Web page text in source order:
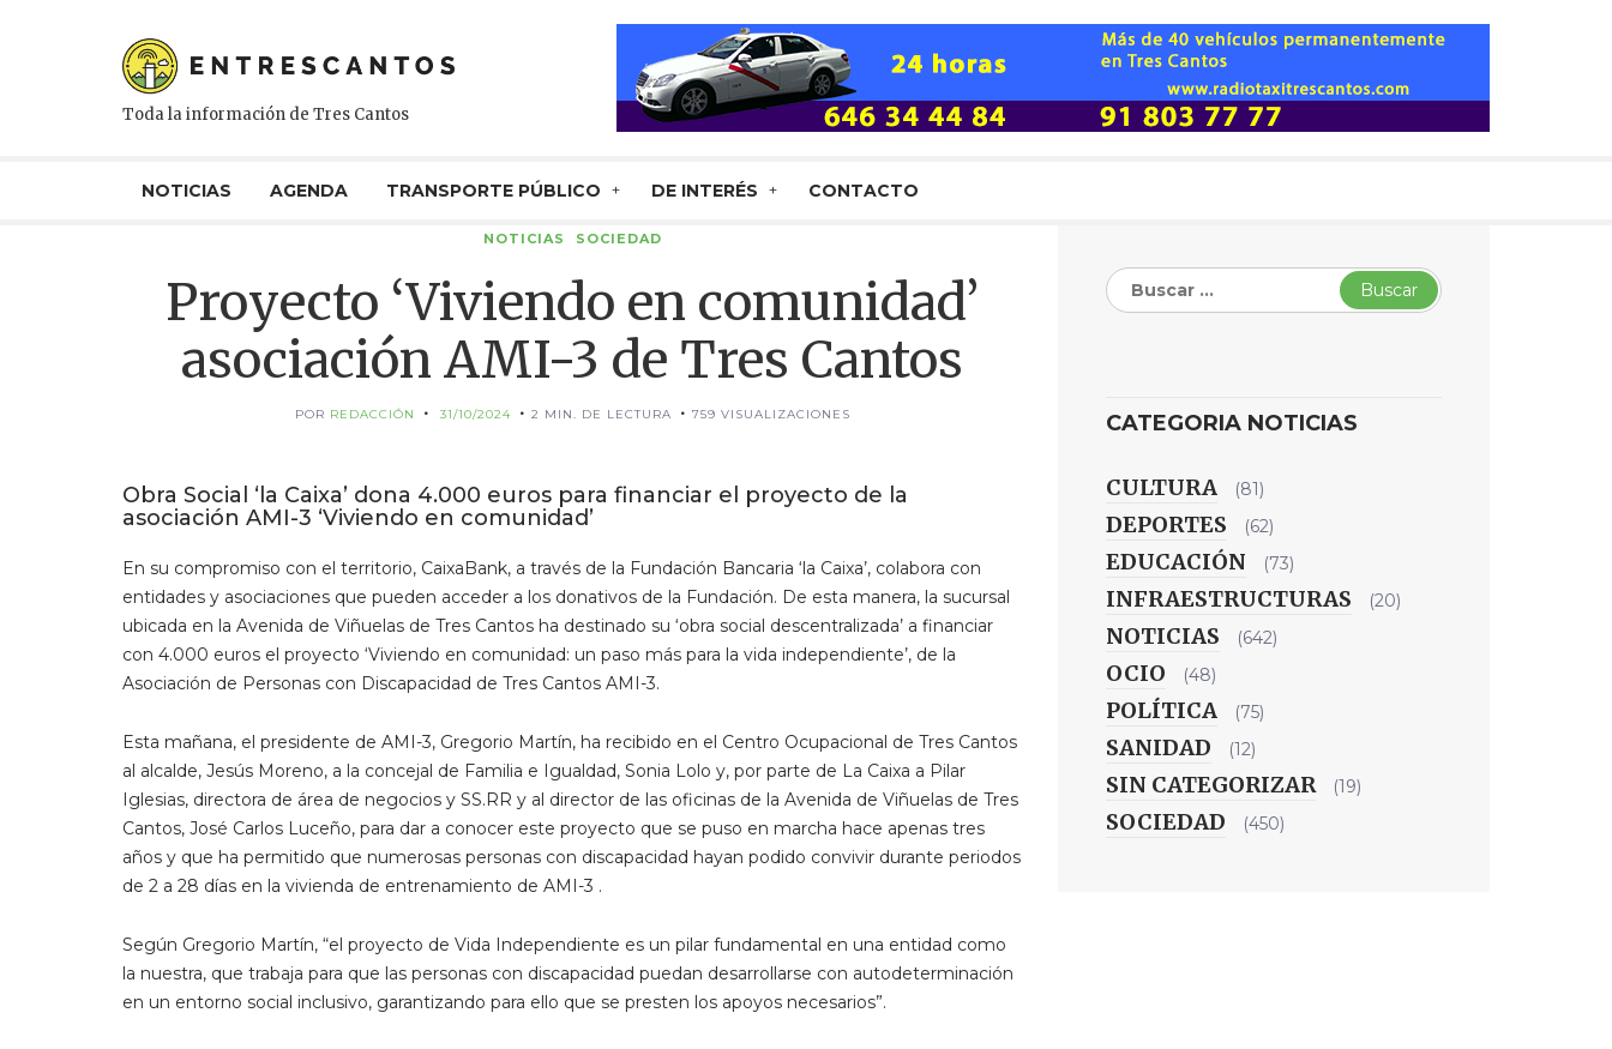
Toda la información de Tres Cantos
NOTICIAS AGENDA TRANSPORTE PÚBLICO DE INTERÉS CONTACTO
NOTICIAS SOCIEDAD
Proyecto ‘Viviendo en comunidad’
asociación AMI-3 de Tres Cantos
POR REDACCIÓN 31/10/2024 2 MIN. DE LECTURA 759 VISUALIZACIONES
Obra Social ‘la Caixa’ dona 4.000 euros para financiar el proyecto de la
asociación AMI-3 ‘Viviendo en comunidad’
En su compromiso con el territorio, CaixaBank, a través de la Fundación Bancaria ‘la Caixa’, colabora con
entidades y asociaciones que pueden acceder a los donativos de la Fundación. De esta manera, la sucursal
ubicada en la Avenida de Viñuelas de Tres Cantos ha destinado su ‘obra social descentralizada’ a financiar
con 4.000 euros el proyecto ‘Viviendo en comunidad: un paso más para la vida independiente’, de la
Asociación de Personas con Discapacidad de Tres Cantos AMI-3.
Esta mañana, el presidente de AMI-3, Gregorio Martín, ha recibido en el Centro Ocupacional de Tres Cantos
al alcalde, Jesús Moreno, a la concejal de Familia e Igualdad, Sonia Lolo y, por parte de La Caixa a Pilar
Iglesias, directora de área de negocios y SS.RR y al director de las oficinas de la Avenida de Viñuelas de Tres
Cantos, José Carlos Luceño, para dar a conocer este proyecto que se puso en marcha hace apenas tres
años y que ha permitido que numerosas personas con discapacidad hayan podido convivir durante periodos
de 2 a 28 días en la vivienda de entrenamiento de AMI-3 .
Según Gregorio Martín, “el proyecto de Vida Independiente es un pilar fundamental en una entidad como
la nuestra, que trabaja para que las personas con discapacidad puedan desarrollarse con autodeterminación
en un entorno social inclusivo, garantizando para ello que se presten los apoyos necesarios”.
Buscar:
CATEGORIA NOTICIAS
CULTURA (81)
DEPORTES (62)
EDUCACIÓN (73)
INFRAESTRUCTURAS (20)
NOTICIAS (642)
OCIO (48)
POLÍTICA (75)
SANIDAD (12)
SIN CATEGORIZAR (19)
SOCIEDAD (450)